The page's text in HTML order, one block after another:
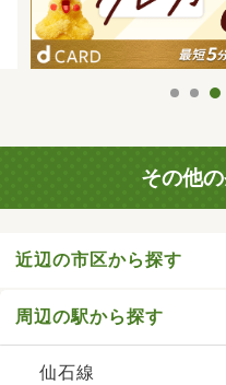
その他
近辺の市区から探す
周辺の駅から探す
仙石線